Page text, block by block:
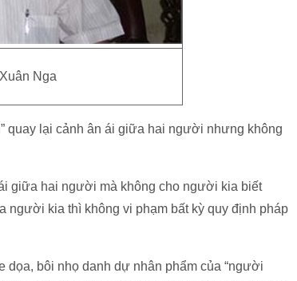
Nga
quay lại cảnh ân ái giữa hai người nhưng không
giữa hai người mà không cho người kia biết
người kia thì không vi phạm bất kỳ quy định pháp
bôi nhọ danh dự nhân phẩm của “người